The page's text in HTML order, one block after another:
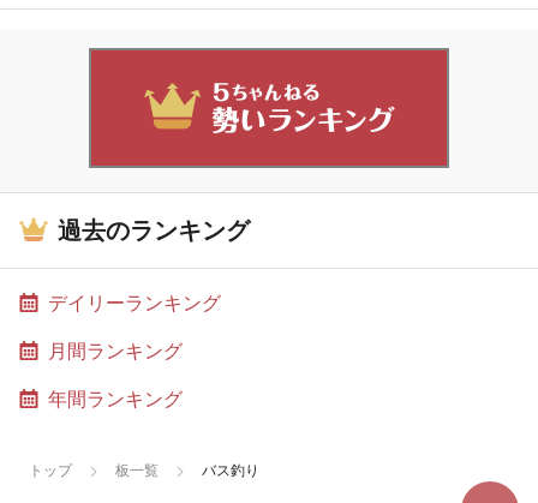
過去のランキング
デイリーランキング
月間ランキング
年間ランキング
トップ 板一覧 バス釣り